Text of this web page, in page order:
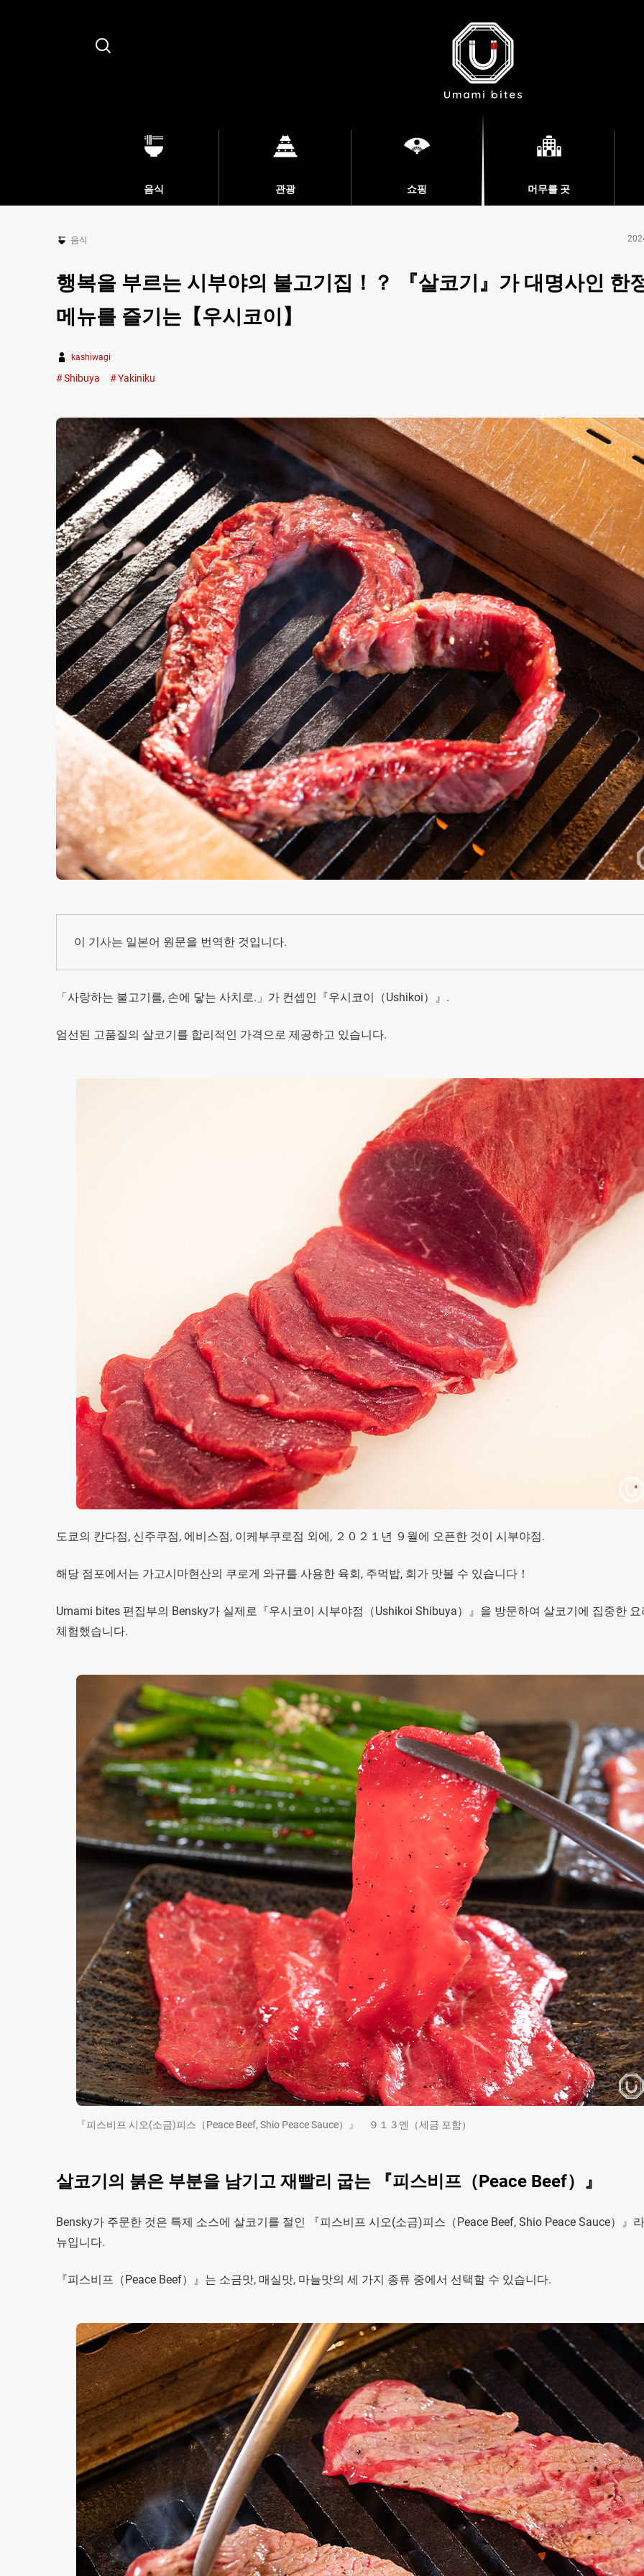
Search
음식 관광 쇼핑 머무를 곳
음식
행복을 부르는 시부야의 불고기집！？ 『살코기』가 대명사인 한
메뉴를 즐기는【우시코이】
kashiwagi
Shibuya Yakiniku
이 기사는 일본어 원문을 번역한 것입니다.
「사랑하는 불고기를, 손에 닿는 사치로.」가 컨셉인『우시코이（Ushikoi）』.
엄선된 고품질의 살코기를 합리적인 가격으로 제공하고 있습니다.
도쿄의 칸다점, 신주쿠점, 에비스점, 이케부쿠로점 외에, ２０２１년 ９월에 오픈한 것이 시부야점.
해당 점포에서는 가고시마현산의 쿠로게 와규를 사용한 육회, 주먹밥, 회가 맛볼 수 있습니다！
Umami bites 편집부의 Bensky가 실제로『우시코이 시부야점（Ushikoi Shibuya）』을 방문하여 살코기에 집중한 요
체험했습니다.
『피스비프 시오(소금)피스（Peace Beef, Shio Peace Sauce）』 ９１３엔（세금 포함）
살코기의 붉은 부분을 남기고 재빨리 굽는 『피스비프（Peace Beef）』
Bensky가 주문한 것은 특제 소스에 살코기를 절인 『피스비프 시오(소금)피스（Peace Beef, Shio Peace Sauce）』
뉴입니다.
『피스비프（Peace Beef）』는 소금맛, 매실맛, 마늘맛의 세 가지 종류 중에서 선택할 수 있습니다.